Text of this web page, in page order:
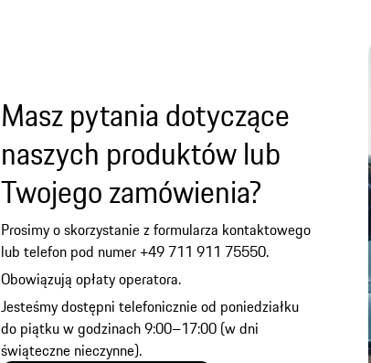
Masz pytania dotyczące
naszych produktów lub
Twojego zamówienia?
Prosimy o skorzystanie z formularza kontaktowego
lub telefon pod numer +49 711 911 75550.
Obowiązują opłaty operatora.
Jesteśmy dostępni telefonicznie od poniedziałku
do piątku w godzinach 9:00–17:00 (w dni
świąteczne nieczynne).